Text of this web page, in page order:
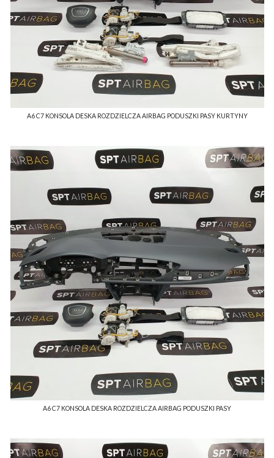
A6 C7 KONSOLA DESKA ROZDZIELCZA AIRBAG PODUSZKI PASY KURTYNY
A6 C7 KONSOLA DESKA ROZDZIELCZA AIRBAG PODUSZKI PASY